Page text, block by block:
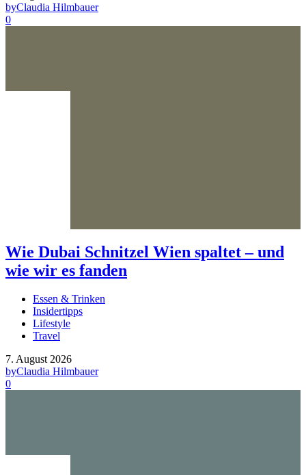
byClaudia Hilmbauer
0
Wie Dubai Schnitzel Wien spaltet – und
wie wir es fanden
Essen & Trinken
Insidertipps
Lifestyle
Travel
7. August 2026
byClaudia Hilmbauer
0